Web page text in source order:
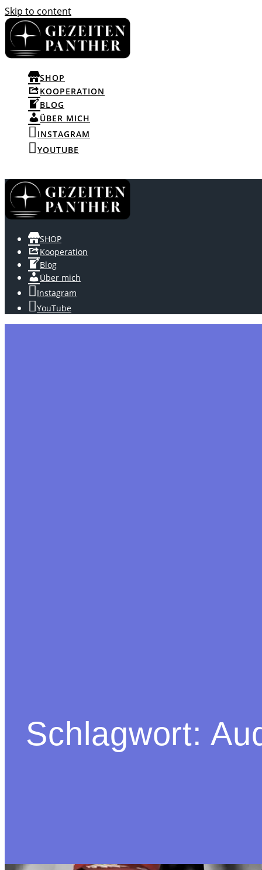
Skip to content
SHOP
KOOPERATION
BLOG
ÜBER MICH
INSTAGRAM
YOUTUBE
SHOP
Kooperation
Blog
Über mich
Instagram
YouTube
Schlagwort: